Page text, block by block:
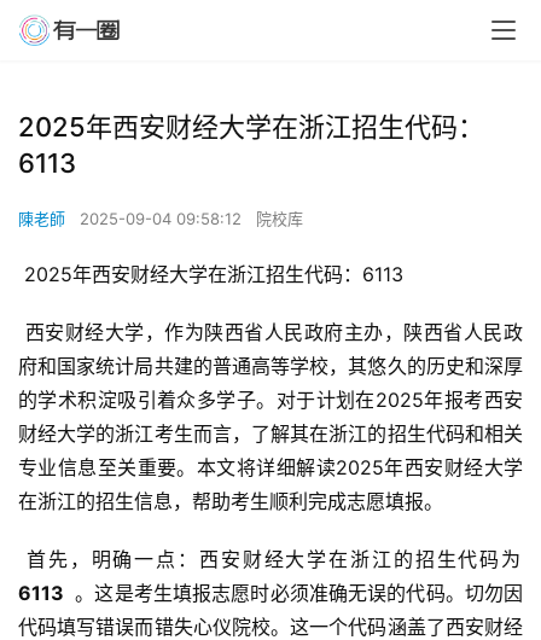
2025年西安财经大学在浙江招生代码：
6113
陳老師 2025-09-04 09:58:12 院校库
2025年西安财经大学在浙江招生代码：6113
府和国家统计局共建的普通高等学校，其悠久的历史和深厚
的学术积淀吸引着众多学子。对于计划在2025年报考西安
财经大学的浙江考生而言，了解其在浙江的招生代码和相关
专业信息至关重要。本文将详细解读2025年西安财经大学
在浙江的招生信息，帮助考生顺利完成志愿填报。
6113 。这是考生填报志愿时必须准确无误的代码。切勿因
代码填写错误而错失心仪院校。这一个代码涵盖了西安财经